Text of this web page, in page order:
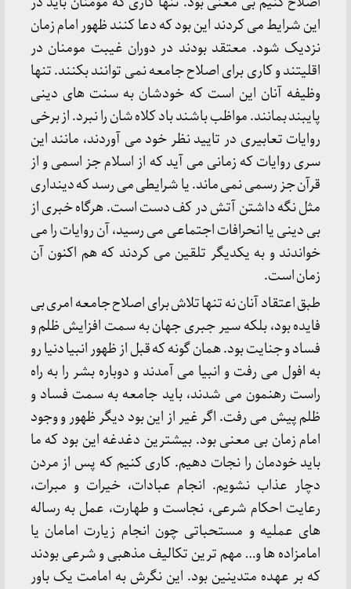
این شرایط می کردند این بود که دعا کنند ظهور امام زمان
نزدیک شود. معتقد بودند در دوران غیبت مومنان در
اقلیتند و کاری برای اصلاح جامعه نمی توانند بکنند. تنها
وظیفه آنان این است که خودشان به سنت های دینی
پایبند بمانند. مواظب باشند باد کلاه شان را نبرد. از برخی
روایات تعابیری در تایید نظر خود می آوردند، مانند این
سری روایات که زمانی می آید که از اسلام جز اسمی و از
قرآن جز رسمی نمی ماند. یا شرایطی می رسد که دینداری
مثل نگه داشتن آتش در کف دست است. هرگاه خبری از
بی دینی یا انحرافات اجتماعی می رسید، آن روایات را می
خواندند و به یکدیگر تلقین می کردند که هم اکنون آن
زمان است.
طبق اعتقاد آنان نه تنها تلاش برای اصلاح جامعه امری بی
فایده بود، بلکه سیر جبری جهان به سمت افزایش ظلم و
فساد و جنایت بود. همان گونه که قبل از ظهور انبیا دنیا رو
به افول می رفت و انبیا می آمدند و دوباره بشر را به راه
راست رهنمون می شدند، باید جامعه به سمت فساد و
ظلم پیش می رفت. اگر غیر از این بود دیگر ظهور و وجود
امام زمان بی معنی بود. بیشترین دغدغه این بود که ما
باید خودمان را نجات دهیم. کاری کنیم که پس از مردن
دچار عذاب نشویم. انجام عبادات، خیرات و مبرات،
رعایت احکام شرعی، نجاست و طهارت، عمل به رساله
های عملیه و مستحباتی چون انجام زیارت امامان یا
امامزاده ها و… مهم ترین تکالیف مذهبی و شرعی بودند
که بر عهده متدینین بود. این نگرش به امامت یک باور